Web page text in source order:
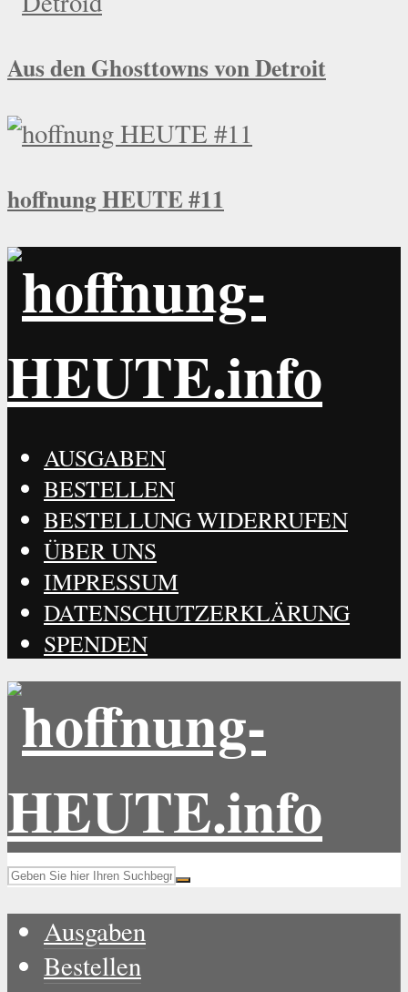
Aus den Ghosttowns von Detroit
hoffnung HEUTE #11
AUSGABEN
BESTELLEN
BESTELLUNG WIDERRUFEN
ÜBER UNS
IMPRESSUM
DATENSCHUTZERKLÄRUNG
SPENDEN
Ausgaben
Bestellen